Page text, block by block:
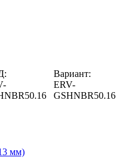
Вариант:
ERV-
GSHNBR50.16
мм)